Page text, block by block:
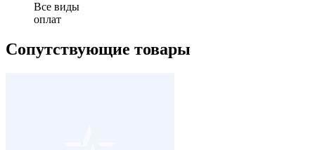
Все виды
оплат
Сопутствующие товары